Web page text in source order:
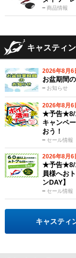
商品情報
キャスティ
2026年8月6
お知らせ
お盆期間
2026年8月6
セール情報
★予告★8/
キャンペ
おう！
2026年8月6
セール情報
★予告★8/
員様へお
ンDAY】
キャスティ